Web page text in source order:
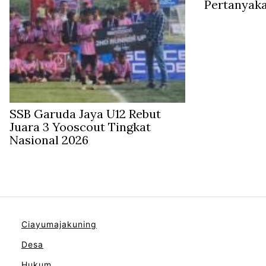
SSB Garuda Jaya U12 Rebut
Juara 3 Yooscout Tingkat
Nasional 2026
Ciayumajakuning
Desa